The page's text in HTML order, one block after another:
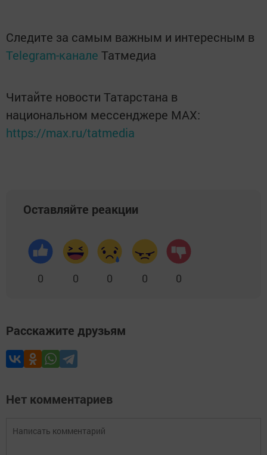
Следите за самым важным и интересным в
Telegram-канале Татмедиа
Читайте новости Татарстана в
национальном мессенджере MАХ:
https://max.ru/tatmedia
Оставляйте реакции
0 0 0 0 0
Расскажите друзьям
Нет комментариев